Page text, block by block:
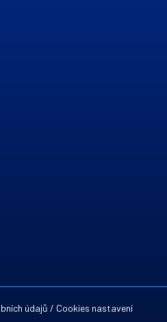
údajů / Cookies nastavení